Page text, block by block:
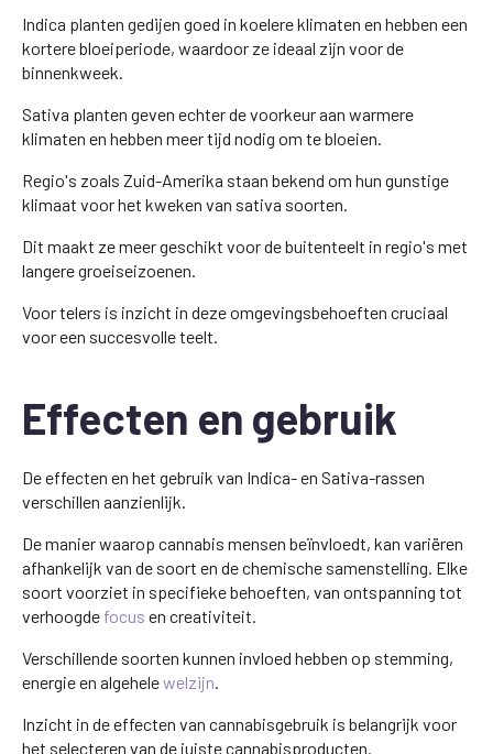
Indica planten gedijen goed in koelere klimaten en hebben een
kortere bloeiperiode, waardoor ze ideaal zijn voor de
binnenkweek.
Sativa planten geven echter de voorkeur aan warmere
klimaten en hebben meer tijd nodig om te bloeien.
Regio's zoals Zuid-Amerika staan bekend om hun gunstige
klimaat voor het kweken van sativa soorten.
Dit maakt ze meer geschikt voor de buitenteelt in regio's met
langere groeiseizoenen.
Voor telers is inzicht in deze omgevingsbehoeften cruciaal
voor een succesvolle teelt.
Effecten en gebruik
De effecten en het gebruik van Indica- en Sativa-rassen
verschillen aanzienlijk.
De manier waarop cannabis mensen beïnvloedt, kan variëren
afhankelijk van de soort en de chemische samenstelling. Elke
soort voorziet in specifieke behoeften, van ontspanning tot
verhoogde focus en creativiteit.
Verschillende soorten kunnen invloed hebben op stemming,
energie en algehelewelzijn.
Inzicht in de effecten van cannabisgebruik is belangrijk voor
het selecteren van de juiste cannabisproducten.